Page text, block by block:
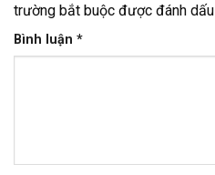
trường bắt buộc được đánh dấu
Bình luận *